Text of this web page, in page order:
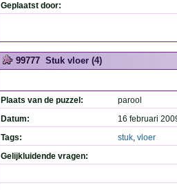
Geplaatst door:
99777 Stuk vloer (4)
Plaats van de puzzel:
parool
Datum:
16 februari
Tags:
stuk, vloer
Gelijkluidende vragen: